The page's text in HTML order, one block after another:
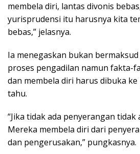
membela diri, lantas divonis
yurisprudensi itu harusnya kita
bebas,” jelasnya.
Ia menegaskan bukan
proses pengadilan namun fakta-
dan membela diri harus dibuka
tahu.
“Jika tidak ada penyerangan
Mereka membela diri dari
dan pengerusakan,” pungkasnya.